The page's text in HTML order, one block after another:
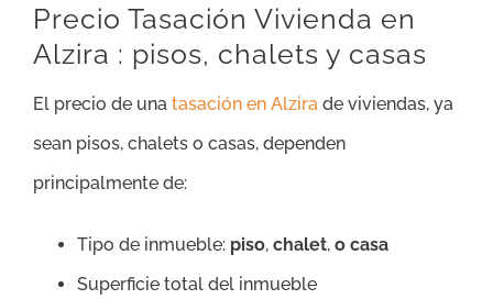
Precio Tasación Vivienda en
Alzira : pisos, chalets y casas
El precio de una tasación en Alzira de viviendas, ya
sean pisos, chalets o casas, dependen
principalmente de:
Tipo de inmueble: piso, chalet, o casa
Superficie total del inmueble